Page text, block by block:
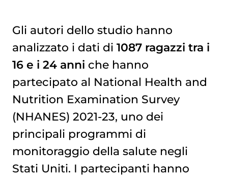
Gli autori dello studio hanno
analizzato i dati di 1087 ragazzi tra i
16 e i 24 anni che hanno
partecipato al National Health and
Nutrition Examination Survey
(NHANES) 2021-23, uno dei
principali programmi di
monitoraggio della salute negli
Stati Uniti. I partecipanti hanno